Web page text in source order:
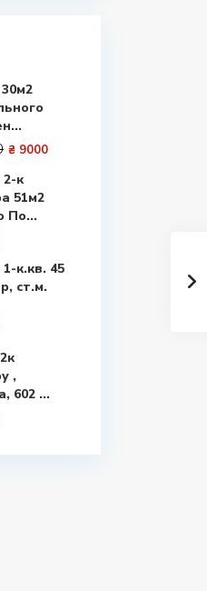
₴ 9000
к
51м2
По...
к.кв. 45
ст.м.
,
602 ...